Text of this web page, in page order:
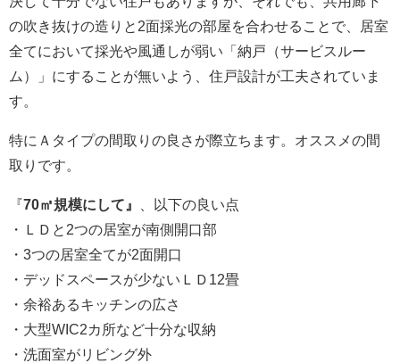
の吹き抜けの造りと2面採光の部屋を合わせることで、居室
全てにおいて採光や風通しが弱い「納戸（サービスルー
ム）」にすることが無いよう、住戸設計が工夫されていま
す。
特にＡタイプの間取りの良さが際立ちます。オススメの間
取りです。
『70㎡規模にして』
、以下の良い点
・ＬＤと2つの居室が南側開口部
・3つの居室全てが2面開口
・デッドスペースが少ないＬＤ12畳
・余裕あるキッチンの広さ
・大型WIC2カ所など十分な収納
・洗面室がリビング外